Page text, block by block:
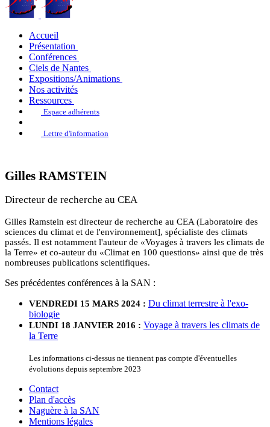
Accueil
Présentation
Conférences
Ciels de Nantes
Expositions/Animations
Nos activités
Ressources
Espace adhérents
Lettre d'information
Gilles RAMSTEIN
Directeur de recherche au CEA
Gilles Ramstein est directeur de recherche au CEA (Laboratoire des
sciences du climat et de l'environnement], spécialiste des climats
passés. Il est notamment l'auteur de «Voyages à travers les climats de
la Terre» et co-auteur du «Climat en 100 questions» ainsi que de très
nombreuses publications scientifiques.
Ses précédentes conférences à la SAN :
VENDREDI 15 MARS 2024 : Du climat terrestre à l'exo-
biologie
LUNDI 18 JANVIER 2016 : Voyage à travers les climats de
la Terre
Les informations ci-dessus ne tiennent pas compte d'éventuelles
évolutions depuis septembre 2023
Contact
Plan d'accès
Naguère à la SAN
Mentions légales